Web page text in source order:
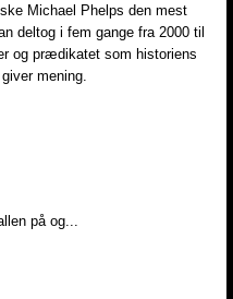
Michael Phelps den mest
deltog i fem gange fra 2000 til
og prædikatet som historiens
mening.
på og...​